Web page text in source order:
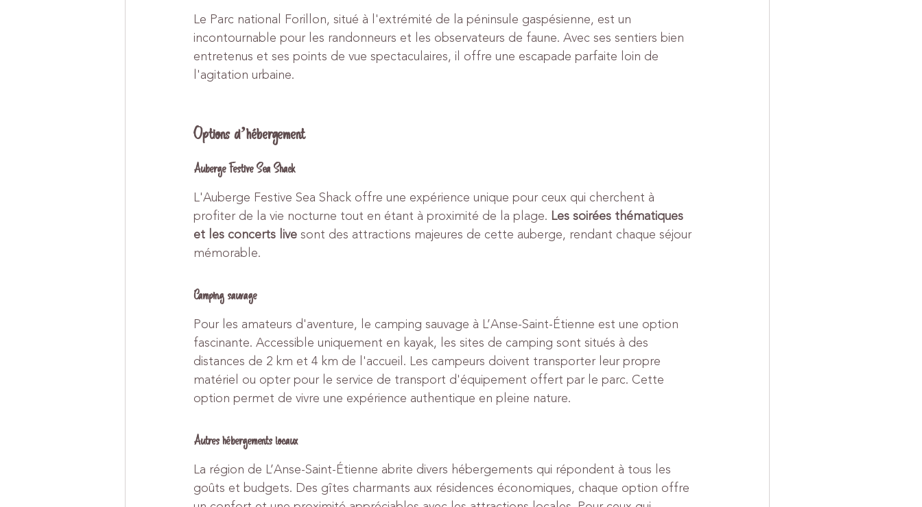
Le Parc national Forillon, situé à l'extrémité de la péninsule gaspésienne, est un
incontournable pour les randonneurs et les observateurs de faune. Avec ses sentiers bien
entretenus et ses points de vue spectaculaires, il offre une escapade parfaite loin de
l'agitation urbaine.
Options d’hébergement
Auberge Festive Sea Shack
L'Auberge Festive Sea Shack offre une expérience unique pour ceux qui cherchent à
profiter de la vie nocturne tout en étant à proximité de la plage. Les soirées thématiques
et les concerts live sont des attractions majeures de cette auberge, rendant chaque séjour
mémorable.
Camping sauvage
Pour les amateurs d'aventure, le camping sauvage à L’Anse-Saint-Étienne est une option
fascinante. Accessible uniquement en kayak, les sites de camping sont situés à des
distances de 2 km et 4 km de l'accueil. Les campeurs doivent transporter leur propre
matériel ou opter pour le service de transport d'équipement offert par le parc. Cette
option permet de vivre une expérience authentique en pleine nature.
Autres hébergements locaux
La région de L’Anse-Saint-Étienne abrite divers hébergements qui répondent à tous les
goûts et budgets. Des gîtes charmants aux résidences économiques, chaque option offre